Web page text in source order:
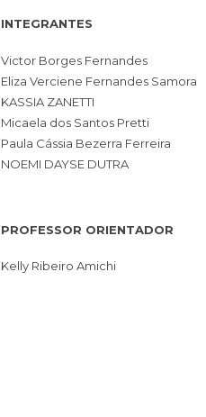
INTEGRANTES
Victor Borges Fernandes
Eliza Verciene Fernandes Samora
KASSIA ZANETTI
Micaela dos Santos Pretti
Paula Cássia Bezerra Ferreira
NOEMI DAYSE DUTRA
PROFESSOR ORIENTADOR
Kelly Ribeiro Amichi